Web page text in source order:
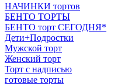
НАЧИНКИ тортов
БЕНТО ТОРТЫ
БЕНТО торт СЕГОДНЯ*
Дети+Подростки
Мужской торт
Женский торт
Торт с надписью
готовые торты